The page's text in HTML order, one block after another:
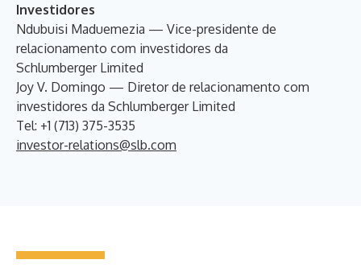
Investidores
Ndubuisi Maduemezia — Vice-presidente de
relacionamento com investidores da
Schlumberger Limited
Joy V. Domingo — Diretor de relacionamento com
investidores da Schlumberger Limited
Tel: +1 (713) 375-3535
investor-relations@slb.com